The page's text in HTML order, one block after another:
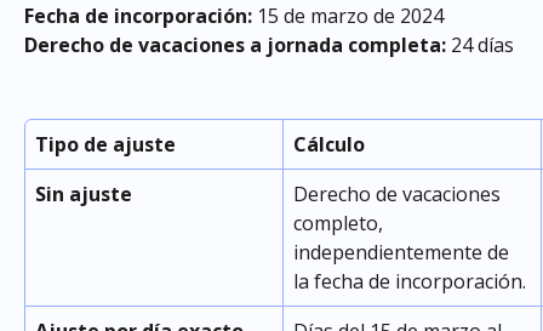
Fecha de incorporación: 15 de marzo de 2024
Derecho de vacaciones a jornada completa: 24 días
Tipo de ajuste
Cálculo
Sin ajuste
Derecho de vacaciones
completo,
independientemente de
la fecha de incorporación.